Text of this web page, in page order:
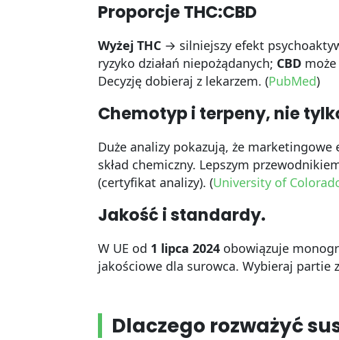
Proporcje THC:CBD
Wyżej THC → silniejszy efekt
ryzyko działań niepożądanych; CBD
Decyzję dobieraj z lekarzem. (PubMed)
Chemotyp i terpeny, nie
Duże analizy pokazują, że marketingowe
skład chemiczny. Lepszym
(certyfikat analizy). (University of
Jakość i standardy.
W UE od 1 lipca 2024 obowiązuje
jakościowe dla surowca. Wybieraj partie z
Dlaczego rozważyć